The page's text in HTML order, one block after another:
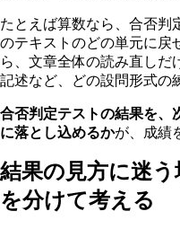
たとえば算数なら、合否判
のテキストのどの単元に戻
ら、文章全体の読み直しだ
記述など、どの設問形式の
合否判定テストの結果を、
に落とし込めるかが、成績
結果の見方に迷
を分けて考える